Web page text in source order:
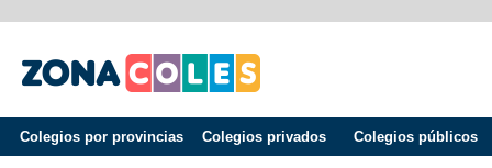
Colegios por provincias Colegios privados Colegios públicos